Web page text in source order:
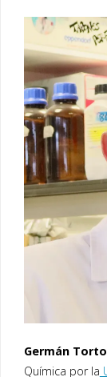
Germán
Química por la